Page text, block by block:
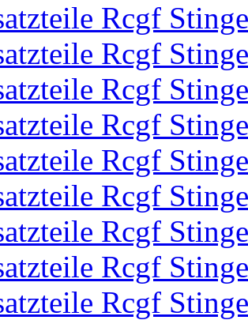
Rcgf
Rcgf
Rcgf
Rcgf
Rcgf
Rcgf
Rcgf
Rcgf
Rcgf